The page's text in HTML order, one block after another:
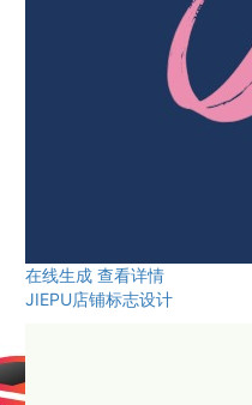
在线生成 查看详情
JIEPU店铺标志设计